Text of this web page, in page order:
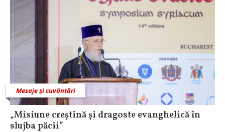
Mesaje și cuvântări
„Misiune creștină și dragoste evanghelică în
slujba păcii”